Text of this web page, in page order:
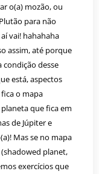
o(a) mozão, ou
para não
vai! hahahaha
assim, até porque
condição desse
está, aspectos
o mapa
que fica em
de Júpiter e
Mas se no mapa
(shadowed planet,
exercícios que